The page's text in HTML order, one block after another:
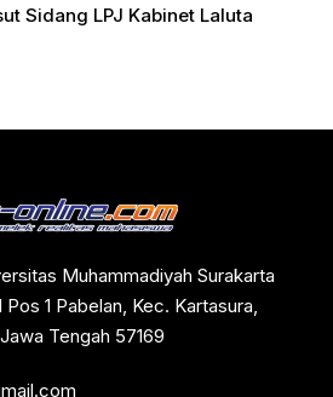
Sidang LPJ Kabinet Laluta
Muhammadiyah Surakarta
1 Pabelan, Kec. Kartasura,
Tengah 57169